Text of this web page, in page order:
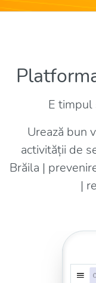
E timpul
Urează bun
activității de
Brăila |
|